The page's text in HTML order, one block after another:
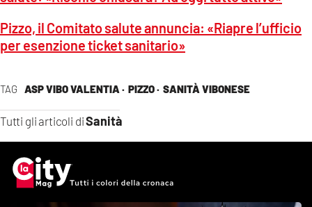
TAG ASP VIBO VALENTIA · PIZZO · SANITÀ VIBONESE
Tutti gli articoli diSanità
Pizzo, il Comitato salute annuncia: «Riapre l’ufficio
per esenzione ticket sanitario»